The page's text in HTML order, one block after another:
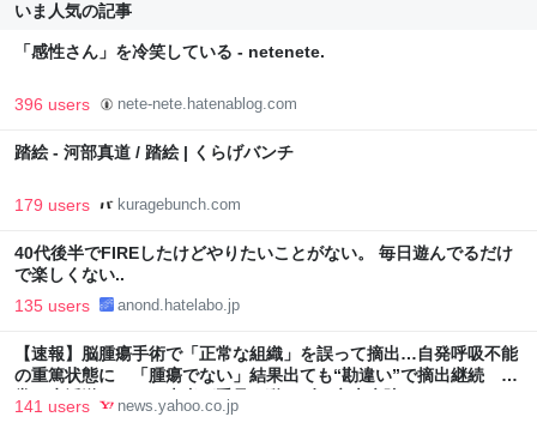
いま人気の記事
「感性さん」を冷笑している - netenete.
396 users nete-nete.hatenablog.com
踏絵 - 河部真道 / 踏絵 | くらげバンチ
179 users kuragebunch.com
40代後半でFIREしたけどやりたいことがない。 毎日遊んでるだけ
で楽しくない..
135 users anond.hatelabo.jp
【速報】脳腫瘍手術で「正常な組織」を誤って摘出…自発呼吸不能
の重篤状態に 「腫瘍でない」結果出ても“勘違い”で摘出継続 通
常の生活送っていた患者が手足も動かず 京大病院（MBSニュー
ス） - Yahoo!ニュース
141 users news.yahoo.co.jp